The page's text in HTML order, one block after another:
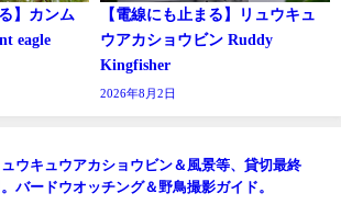
】カンム
eagle
【電線にも止まる】リュウキュ
ウアカショウビン Ruddy
Kingfisher
2026年8月2日
ュウキュウアカショウビン＆風景等、貸切最終
。バードウオッチング＆野鳥撮影ガイド。